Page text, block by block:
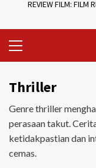
REVIEW FILM: FILM
Menu
Thriller
Genre thriller
perasaan takut.
ketidakpastian dan
cemas.